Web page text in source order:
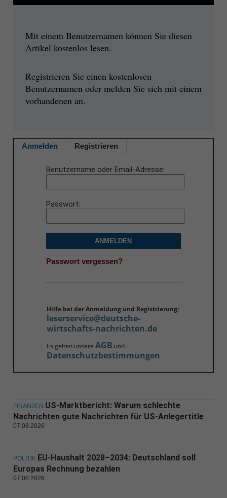
Mit einem Benutzernamen können Sie diesen
Artikel kostenlos lesen.
Registrieren Sie einen kostenlosen
Benutzernamen oder melden Sie sich mit einem
vorhandenen an.
Anmelden Registrieren
Benutzername oder Email-Adresse
Passwort
ANMELDEN
Passwort vergessen?
Hilfe bei der Anmeldung und Registrierung:
leserservice@deutsche-
wirtschafts-nachrichten.de
Es gelten unsere AGB und
Datenschutzbestimmungen
FINANZEN US-Marktbericht: Warum schlechte
Nachrichten gute Nachrichten für US-Anlegertitle
07.08.2026
POLITIK EU-Haushalt 2028–2034: Deutschland soll
Europas Rechnung bezahlen
07.08.2026